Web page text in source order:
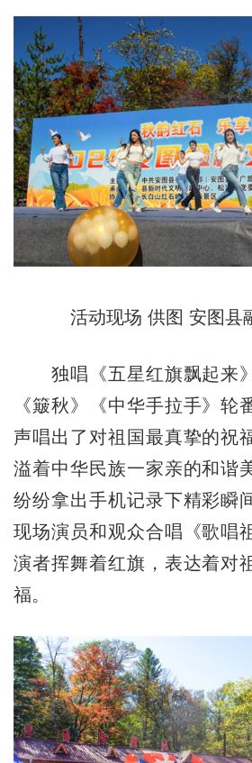
活动现场 供图 安图县
独唱《五星红旗飘起来
《簸秋》《中华手拉手》轮
声唱出了对祖国最真挚的祝
溢着中华民族一家亲的和谐
纷纷拿出手机记录下精彩瞬
现场演员和观众合唱《歌唱
演者挥舞着红旗，表达着对
福。